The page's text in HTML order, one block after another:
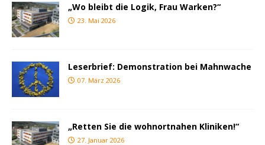
„Wo bleibt die Logik, Frau Warken?“
23. Mai 2026
Leserbrief: Demonstration bei Mahnwache
07. März 2026
„Retten Sie die wohnortnahen Kliniken!“
27. Januar 2026